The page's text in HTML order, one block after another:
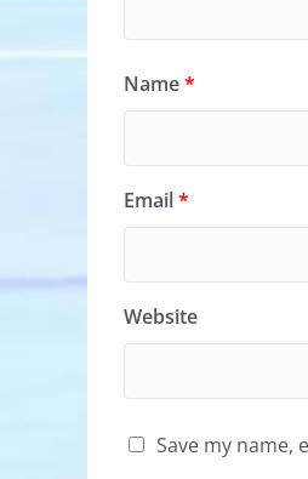
Name*
Email*
Website
Save my name,